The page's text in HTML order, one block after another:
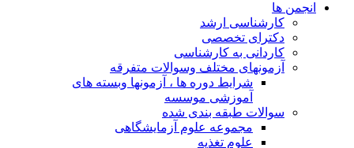
انجمن ها
کارشناسی ارشد
دکترای تخصصی
کاردانی به کارشناسی
آزمونهای مختلف وسوالات متفرقه
شرایط دوره ها ، آزمونها وبسته های
آموزشی موسسه
سوالات طبقه بندی شده
مجموعه علوم آزمایشگاهی
علوم تغذیه